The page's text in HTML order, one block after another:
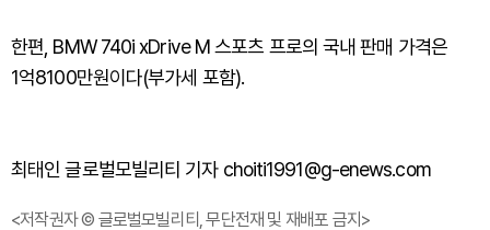
한편, BMW 740i xDrive M 스포츠 프로의 국내 판매 가격은
1억8100만원이다(부가세 포함).
최태인 글로벌모빌리티 기자 choiti1991@g-enews.com
<저작권자 © 글로벌모빌리티, 무단전재 및 재배포 금지>